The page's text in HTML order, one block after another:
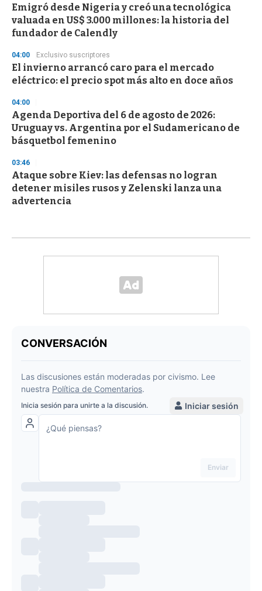
Emigró desde Nigeria y creó una tecnológica
valuada en US$ 3.000 millones: la historia del
fundador de Calendly
04:00 Exclusivo suscriptores
El invierno arrancó caro para el mercado
eléctrico: el precio spot más alto en doce años
04:00
Agenda Deportiva del 6 de agosto de 2026:
Uruguay vs. Argentina por el Sudamericano de
básquetbol femenino
03:46
Ataque sobre Kiev: las defensas no logran
detener misiles rusos y Zelenski lanza una
advertencia